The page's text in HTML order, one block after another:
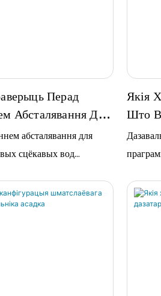
Перад
Абсталявання Для
Сцёкавых
абсталявання для
сцёкавых вод
адпавядаюць ток і
і ці…
Якія
Што
ПЛК і
стан